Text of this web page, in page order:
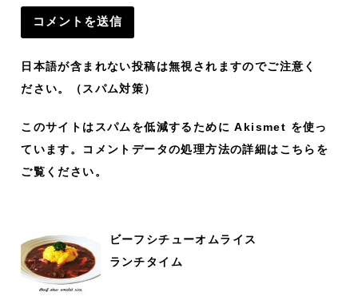
日本語が含まれない投稿は無視されますのでご注意く
ださい。（スパム対策）
このサイトはスパムを低減するために Akismet を使っ
ています。
コメントデータの処理方法の詳細はこちらを
ご覧ください。
ビーフシチューオムライス
ランチタイム